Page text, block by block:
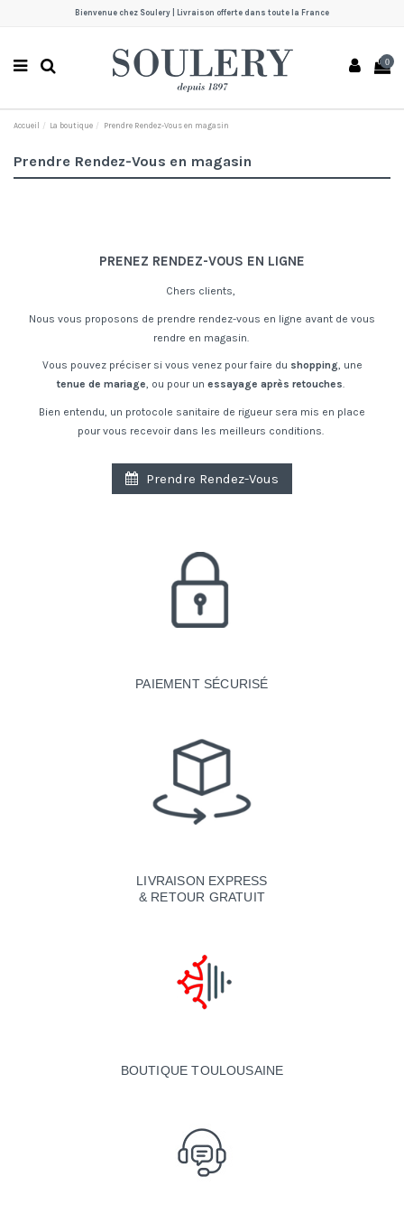
Bienvenue chez Soulery | Livraison offerte dans toute la France
0
Accueil La boutique Prendre Rendez-Vous en magasin
Prendre Rendez-Vous en magasin
PRENEZ RENDEZ-VOUS EN LIGNE
Chers clients,
Nous vous proposons de prendre rendez-vous en ligne avant de vous
rendre en magasin.
Vous pouvez préciser si vous venez pour faire du shopping, une
tenue de mariage, ou pour un essayage après retouches.
Bien entendu, un protocole sanitaire de rigueur sera mis en place
pour vous recevoir dans les meilleurs conditions.
Prendre Rendez-Vous
PAIEMENT SÉCURISÉ
LIVRAISON EXPRESS
& RETOUR GRATUIT
BOUTIQUE TOULOUSAINE